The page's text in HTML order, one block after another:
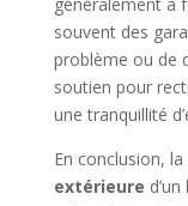
souvent des
problème ou de
soutien pour
une tranquillité
En conclusion, la
extérieure d’un